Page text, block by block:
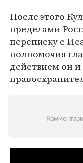
После этого
пределами
переписку с
полномочия
действием он